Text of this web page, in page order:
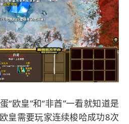
“欧皇”和“非酋”一看就知道是
皇需要玩家连续梭哈成功8次